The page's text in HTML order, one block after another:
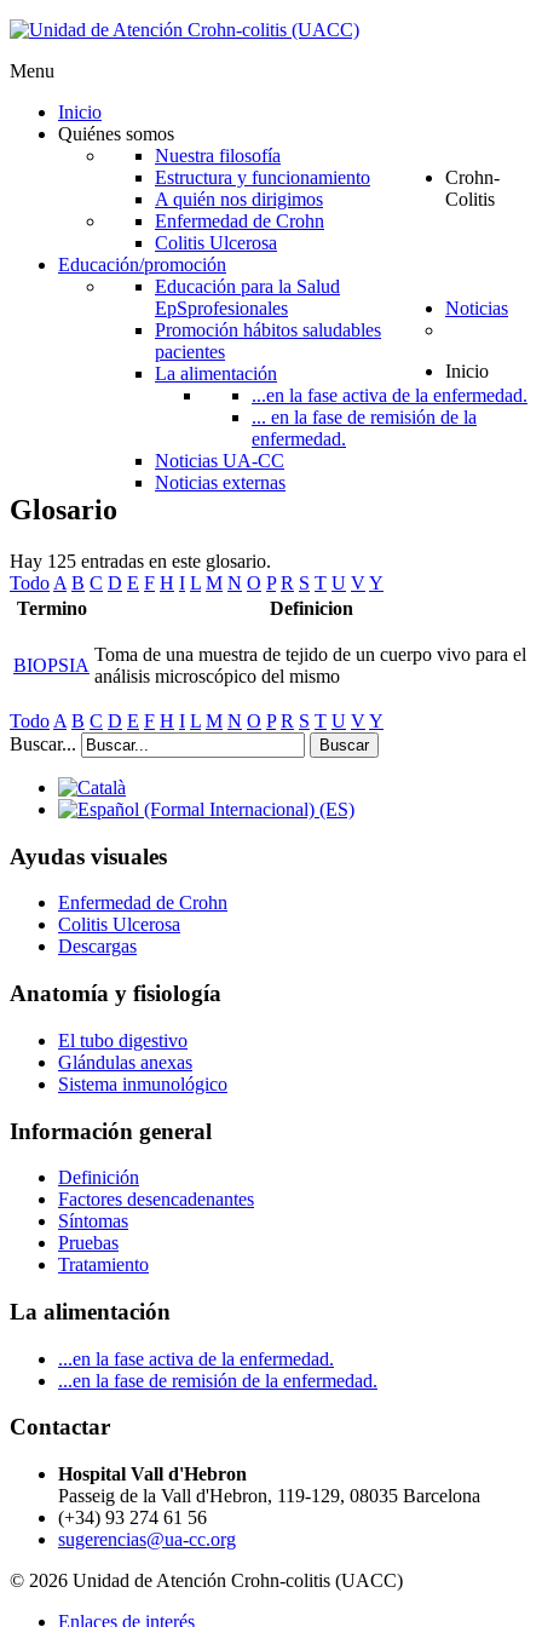
Menu
Inicio
Quiénes somos
Nuestra filosofía
Estructura y funcionamiento
A quién nos dirigimos
Crohn-
Colitis
Enfermedad de Crohn
Colitis Ulcerosa
Educación/promoción
Educación para la Salud
EpSprofesionales
Promoción hábitos saludables
pacientes
La alimentación
...en la fase activa de la enfermedad.
... en la fase de remisión de la
enfermedad.
Noticias
Noticias UA-CC
Noticias externas
Inicio
Glosario
Hay 125 entradas en este glosario.
Todo A B C D E F H I L M N O P R S T U VY
Termino
Definicion
BIOPSIA
Toma de una muestra de tejido de un cuerpo vivo para el
análisis microscópico del mismo
Todo A B C D E F H I L M N O P R S T U VY
Buscar...
Buscar
Ayudas visuales
Enfermedad de Crohn
Colitis Ulcerosa
Descargas
Anatomía y fisiología
El tubo digestivo
Glándulas anexas
Sistema inmunológico
Información general
Definición
Factores desencadenantes
Síntomas
Pruebas
Tratamiento
La alimentación
...en la fase activa de la enfermedad.
...en la fase de remisión de la enfermedad.
Contactar
Hospital Vall d'Hebron
Passeig de la Vall d'Hebron, 119-129, 08035 Barcelona
(+34) 93 274 61 56
sugerencias@ua-cc.org
© 2026 Unidad de Atención Crohn-colitis (UACC)
Enlaces de interés